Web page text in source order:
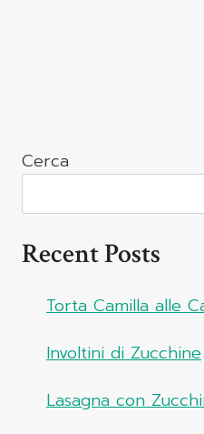
Cerca
Recent Posts
Torta Camilla alle
Involtini di Zucchine
Lasagna con